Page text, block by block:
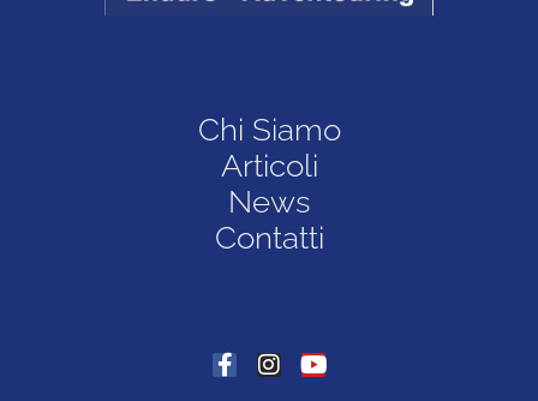
Chi Siamo
Articoli
News
Contatti